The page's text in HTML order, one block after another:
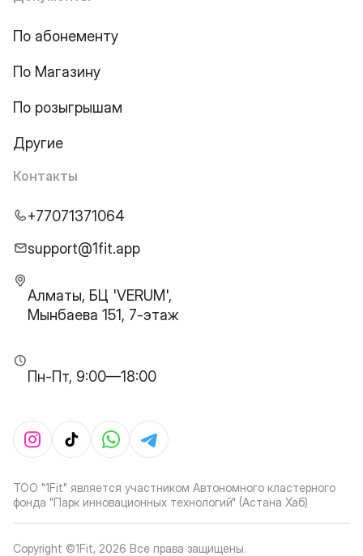
По абонементу
По Магазину
По розыгрышам
Другие
Контакты
+77071371064
support@1fit.app
Алматы, БЦ 'VERUM',
Мынбаева 151, 7-этаж
Пн-Пт, 9:00—18:00
ТОО "1Fit" является участником Автономного кластерного
фонда "Парк инновационных технологий" (Астана Хаб)
Copyright ©1Fit, 2026 Все права защищены.